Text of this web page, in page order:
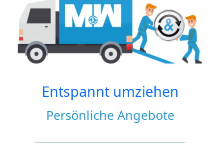
Entspannt umziehen
Persönliche Angebote